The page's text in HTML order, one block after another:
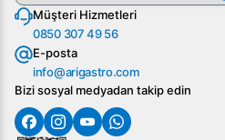
Müşteri Hizmetleri
0850 307 49 56
E-posta
info@arigastro.com
Bizi sosyal medyadan takip edin